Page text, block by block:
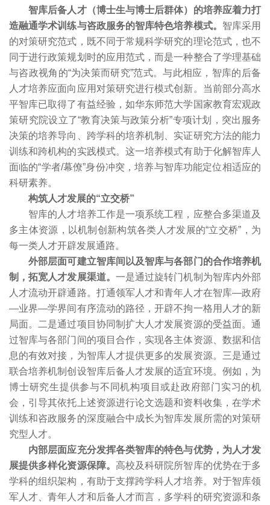
智库后备人才（博士生与博士后群体）的培养应着力打
造融通学术训练与咨政服务的智库特色培养模式。 智库采用
的对策研究范式，既不同于常规科学研究的理论范式，也不
同于进行政策规划时的应用范式，而是一种整合了学理基础
与咨政视角的“为决策而研究”范式。与此相应，智库的后备
人才培养应面向应用对策研究进行模式创新。当前部分高水
平智库已取得了有益经验，如华东师范大学国家教育宏观政
策研究院设立了“教育决策与政策分析”专项计划，突出服务
决策的培养导向、跨学科的培养机制、实证研究方法的能力
训练和跨机构的实践模式。这一培养模式有助于化解智库人
面临的“学者/幕僚”身份冲突，培养与智库功能定位相适应的
科研素养。
构筑人才发展的“立交桥”
智库的人才培养工作是一项系统工程，应整合多渠道及
多主体资源，以机制创新构筑各类人才发展的“立交桥”，为
每一类人才开辟发展通路。
外部层面可建立智库间以及智库与各部门的合作培养机
制，拓宽人才发展渠道。 一是通过旋转门机制为智库内外部
人才流动开辟通路。打通领军人才和青年人才在智库—政府
—业界—学界间有序流动的路径，开辟不拘一格用人才的新
局面。二是通过项目协同制扩大人才发展资源的受益面。通
过智库与各部门间的项目合作，实现各主体资源、数据和信
息的有效对接，为智库人才提供更多的发展资源。三是通过
联合培养机制创设智库后备人才发展的适宜环境。例如，为
博士研究生提供参与不同机构项目或赴政府部门实习的机
会，引导其依托上述资源进行论文选题和资料收集，在学术
训练和咨政服务的深度融合中成长为智库发展所需的对策研
究型人才。
内部层面应充分发挥各类智库的特色与优势，为人才发
展提供多样化资源保障。 高校及科研院所智库的优势在于多
学科的组织架构，有助于支撑跨学科人才培养。对于智库领
军人才、青年人才和后备人才而言，多学科的研究资源和条